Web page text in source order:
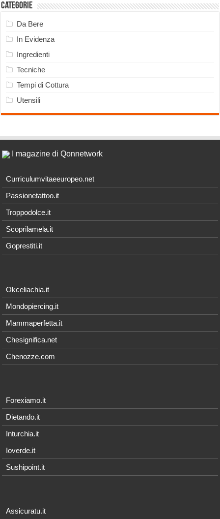
Categorie
Da Bere
In Evidenza
Ingredienti
Tecniche
Tempi di Cottura
Utensili
I magazine di Qonnetwork
Curriculumvitaeeuropeo.net
Passionetattoo.it
Troppodolce.it
Scoprilamela.it
Goprestiti.it
Okceliachia.it
Mondopiercing.it
Mammaperfetta.it
Chesignifica.net
Chenozze.com
Forexiamo.it
Dietando.it
Inturchia.it
Ioverde.it
Sushipoint.it
Assicuratu.it